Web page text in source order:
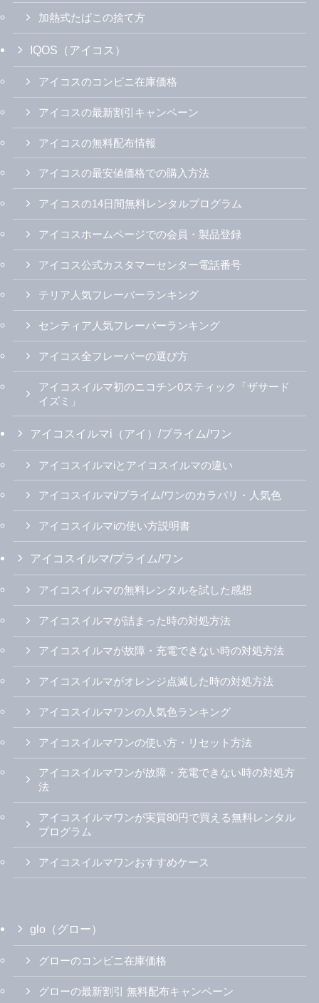
加熱式たばこの捨て方
IQOS（アイコス）
アイコスのコンビニ在庫価格
アイコスの最新割引キャンペーン
アイコスの無料配布情報
アイコスの最安値価格での購入方法
アイコスの14日間無料レンタルプログラム
アイコスホームページでの会員・製品登録
アイコス公式カスタマーセンター電話番号
テリア人気フレーバーランキング
センティア人気フレーバーランキング
アイコス全フレーバーの選び方
アイコスイルマ初のニコチン0スティック「ザサード
イズミ」
アイコスイルマi（アイ）/プライム/ワン
アイコスイルマiとアイコスイルマの違い
アイコスイルマi/プライム/ワンのカラバリ・人気色
アイコスイルマiの使い方説明書
アイコスイルマ/プライム/ワン
アイコスイルマの無料レンタルを試した感想
アイコスイルマが詰まった時の対処方法
アイコスイルマが故障・充電できない時の対処方法
アイコスイルマがオレンジ点滅した時の対処方法
アイコスイルマワンの人気色ランキング
アイコスイルマワンの使い方・リセット方法
アイコスイルマワンが故障・充電できない時の対処方
法
アイコスイルマワンが実質80円で買える無料レンタル
プログラム
アイコスイルマワンおすすめケース
glo（グロー）
グローのコンビニ在庫価格
グローの最新割引 無料配布キャンペーン